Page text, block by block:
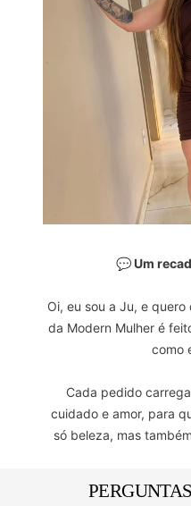
💬 Um
Oi, eu sou a Ju, e
da Modern Mulher é
como
Cada pedido
cuidado e amor, para
só beleza, mas